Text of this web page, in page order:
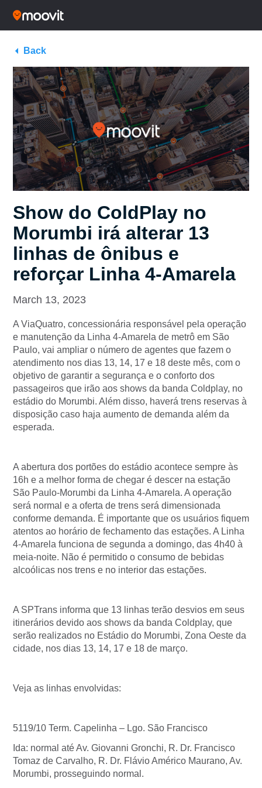
Back
Show do ColdPlay no
Morumbi irá alterar 13
linhas de ônibus e
reforçar Linha 4-Amarela
March 13, 2023
A ViaQuatro, concessionária responsável pela operação
e manutenção da Linha 4-Amarela de metrô em São
Paulo, vai ampliar o número de agentes que fazem o
atendimento nos dias 13, 14, 17 e 18 deste mês, com o
objetivo de garantir a segurança e o conforto dos
passageiros que irão aos shows da banda Coldplay, no
estádio do Morumbi. Além disso, haverá trens reservas à
disposição caso haja aumento de demanda além da
esperada.
A abertura dos portões do estádio acontece sempre às
16h e a melhor forma de chegar é descer na estação
São Paulo-Morumbi da Linha 4-Amarela. A operação
será normal e a oferta de trens será dimensionada
conforme demanda. É importante que os usuários fiquem
atentos ao horário de fechamento das estações. A Linha
4-Amarela funciona de segunda a domingo, das 4h40 à
meia-noite. Não é permitido o consumo de bebidas
alcoólicas nos trens e no interior das estações.
A SPTrans informa que 13 linhas terão desvios em seus
itinerários devido aos shows da banda Coldplay, que
serão realizados no Estádio do Morumbi, Zona Oeste da
cidade, nos dias 13, 14, 17 e 18 de março.
Veja as linhas envolvidas:
5119/10 Term. Capelinha – Lgo. São Francisco
Ida: normal até Av. Giovanni Gronchi, R. Dr. Francisco
Tomaz de Carvalho, R. Dr. Flávio Américo Maurano, Av.
Morumbi, prosseguindo normal.